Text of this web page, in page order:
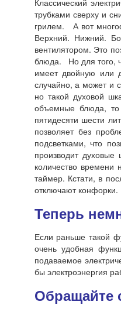
Классический
трубками сверху и
грилем. А вот
Верхний. Нижний.
вентилятором. Это
блюда. Но для того,
имеет двойную или
случайно, а может и
но такой духовой
объемные блюда, то
пятидесяти шести
позволяет без
подсветками, что
производит
количество
таймер. Кстати, в
отключают конфорки.
Теперь
Если раньше такой
очень удобная
подаваемое
бы электроэнергия
Обращайте